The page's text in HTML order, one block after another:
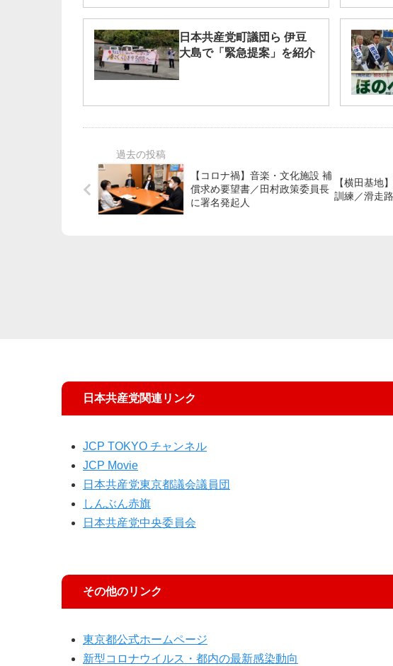
日本共産党町議団ら 伊豆
大島で「緊急提案」を紹介
【コロナ禍】音楽・文化施設 補
償求め要望書／田村政策委員長
に署名発起人
【横田基地
訓練／滑走
日本共産党関連リンク
JCP TOKYO チャンネル
JCP Movie
日本共産党東京都議会議員団
しんぶん赤旗
日本共産党中央委員会
その他のリンク
東京都公式ホームページ
新型コロナウイルス・都内の最新感染動向